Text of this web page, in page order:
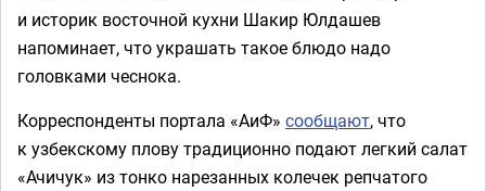
и историк восточной кухни Шакир Юлдашев
напоминает, что украшать такое блюдо надо
головками чеснока.
Корреспонденты портала «АиФ» сообщают, что
к узбекскому плову традиционно подают легкий салат
«Ачичук» из тонко нарезанных колечек репчатого